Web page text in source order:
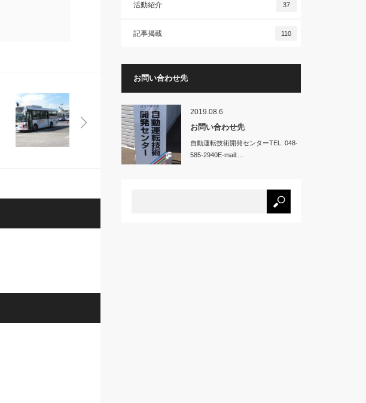
活動紹介 37
記事掲載 110
お問い合わせ先
2019.08.6
お問い合わせ先
自動運転技術開発センターTEL: 048-
585-2940E-mail:…